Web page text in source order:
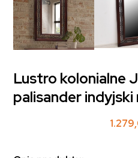
Lustro kolonialne
palisander